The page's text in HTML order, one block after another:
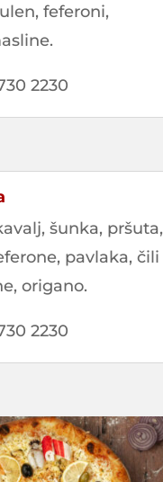
feferoni,
2230
šunka, pršuta,
pavlaka, čili
origano.
2230